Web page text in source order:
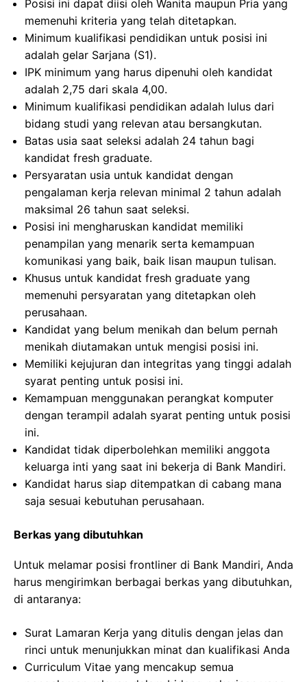
Posisi ini dapat diisi oleh Wanita maupun Pria yang
memenuhi kriteria yang telah ditetapkan.
Minimum kualifikasi pendidikan untuk posisi ini
adalah gelar Sarjana (S1).
IPK minimum yang harus dipenuhi oleh kandidat
adalah 2,75 dari skala 4,00.
Minimum kualifikasi pendidikan adalah lulus dari
bidang studi yang relevan atau bersangkutan.
Batas usia saat seleksi adalah 24 tahun bagi
kandidat fresh graduate.
Persyaratan usia untuk kandidat dengan
pengalaman kerja relevan minimal 2 tahun adalah
maksimal 26 tahun saat seleksi.
Posisi ini mengharuskan kandidat memiliki
penampilan yang menarik serta kemampuan
komunikasi yang baik, baik lisan maupun tulisan.
Khusus untuk kandidat fresh graduate yang
memenuhi persyaratan yang ditetapkan oleh
perusahaan.
Kandidat yang belum menikah dan belum pernah
menikah diutamakan untuk mengisi posisi ini.
Memiliki kejujuran dan integritas yang tinggi adalah
syarat penting untuk posisi ini.
Kemampuan menggunakan perangkat komputer
dengan terampil adalah syarat penting untuk posisi
ini.
Kandidat tidak diperbolehkan memiliki anggota
keluarga inti yang saat ini bekerja di Bank Mandiri.
Kandidat harus siap ditempatkan di cabang mana
saja sesuai kebutuhan perusahaan.
Berkas yang dibutuhkan
Untuk melamar posisi frontliner di Bank Mandiri, Anda
harus mengirimkan berbagai berkas yang dibutuhkan,
di antaranya:
Surat Lamaran Kerja yang ditulis dengan jelas dan
rinci untuk menunjukkan minat dan kualifikasi Anda
Curriculum Vitae yang mencakup semua